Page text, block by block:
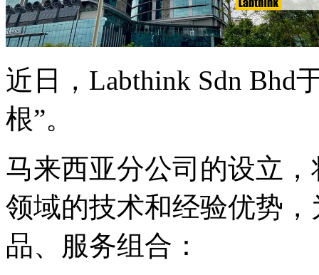
近日，Labthink Sdn Bhd
根”。
马来西亚分公司的设立
领域的技术和经验优势
品、服务组合：